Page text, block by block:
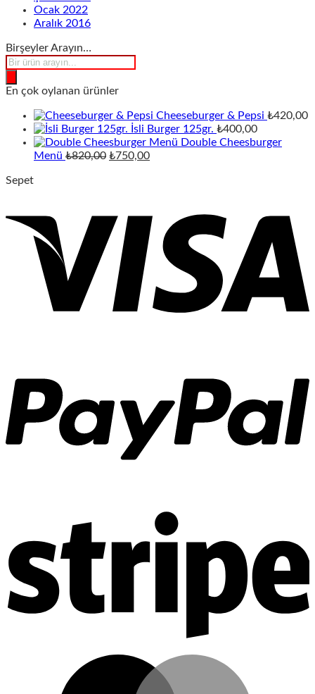
Ocak 2022
Aralık 2016
Birşeyler Arayın…
Products
search
En çok oylanan ürünler
Cheeseburger & Pepsi ₺420,00
İsli Burger 125gr. ₺400,00
Double Cheesburger
Menü ₺820,00 Orijinal
₺750,00Şu
Sepet